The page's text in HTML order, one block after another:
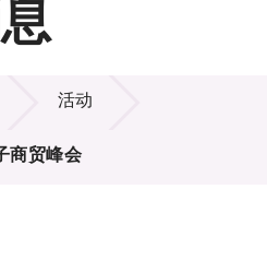
活动
商贸峰会